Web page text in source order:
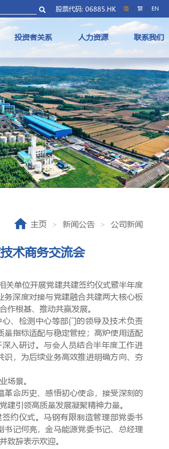
股票代码: 06885.HK 简 繁 EN
投资者关系 人力资源 联系我们
主页 新闻公告 公司新闻
术商务交流会
关单位开展党建共建签约仪式暨半年度
务深度对接与党建融合共建两大核心板
根基、推动共赢发展。
、检测中心等部门的领导及技术负责
量指标适配与稳定管控；高炉使用适配
入研讨。与会人员结合半年度工作进
，为后续业务高效推进明确方向、夯
场景。
命历史、感悟初心使命，接受深刻的
引领高质量发展凝聚精神力量。
约仪式。马钢有限制造管理部党委书
书记何亮，金马能源党委书记、总经理
辞表示欢迎。